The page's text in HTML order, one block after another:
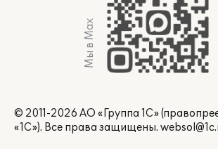
Мы в Max
© 2011-2026 АО «Группа 1С»
«1С»). Все права защищены.